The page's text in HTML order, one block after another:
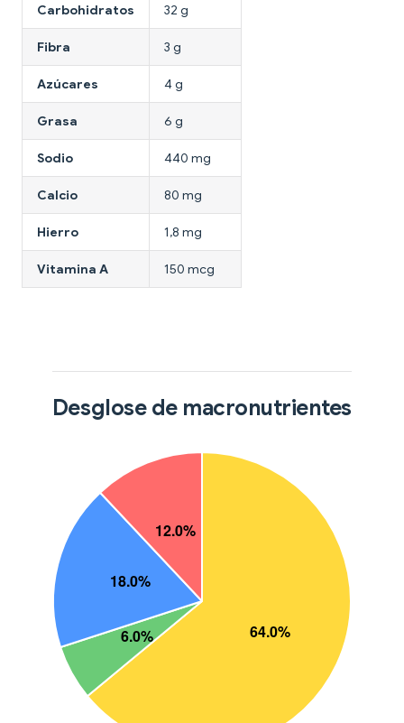
Carbohidratos 32 g
Fibra 3 g
Azúcares 4 g
Grasa 6 g
Sodio 440 mg
Calcio 80 mg
Hierro 1,8 mg
Vitamina A 150 mcg
Desglose de macronutrientes